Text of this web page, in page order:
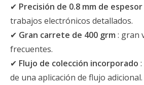
✔ Precisión de 0.8 mm de espesor
trabajos electrónicos detallados.
✔ Gran carrete de 400 grm : gran
frecuentes.
✔ Flujo de colección incorporado
de una aplicación de flujo adicional.